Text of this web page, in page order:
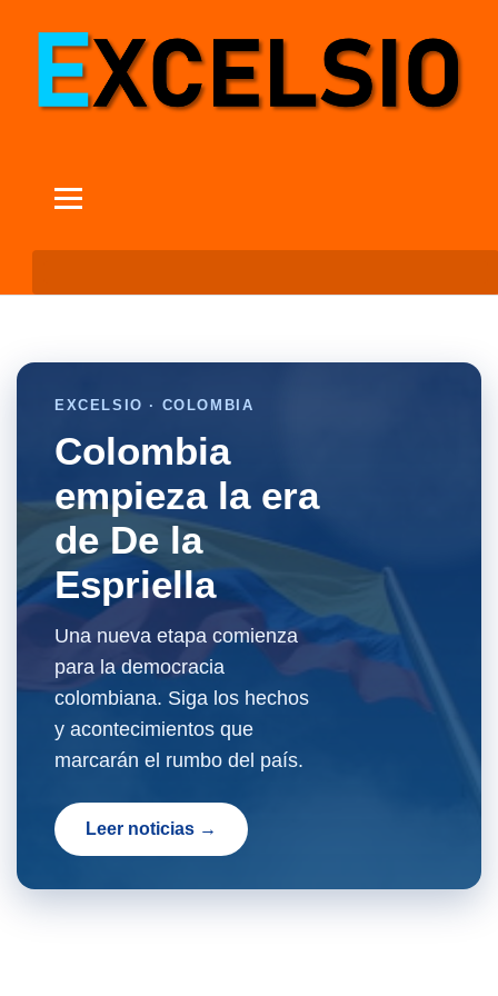
EXCELSIO · COLOMBIA
Colombia
empieza la era
de De la
Espriella
Una nueva etapa comienza
para la democracia
colombiana. Siga los hechos
y acontecimientos que
marcarán el rumbo del país.
Leer noticias →